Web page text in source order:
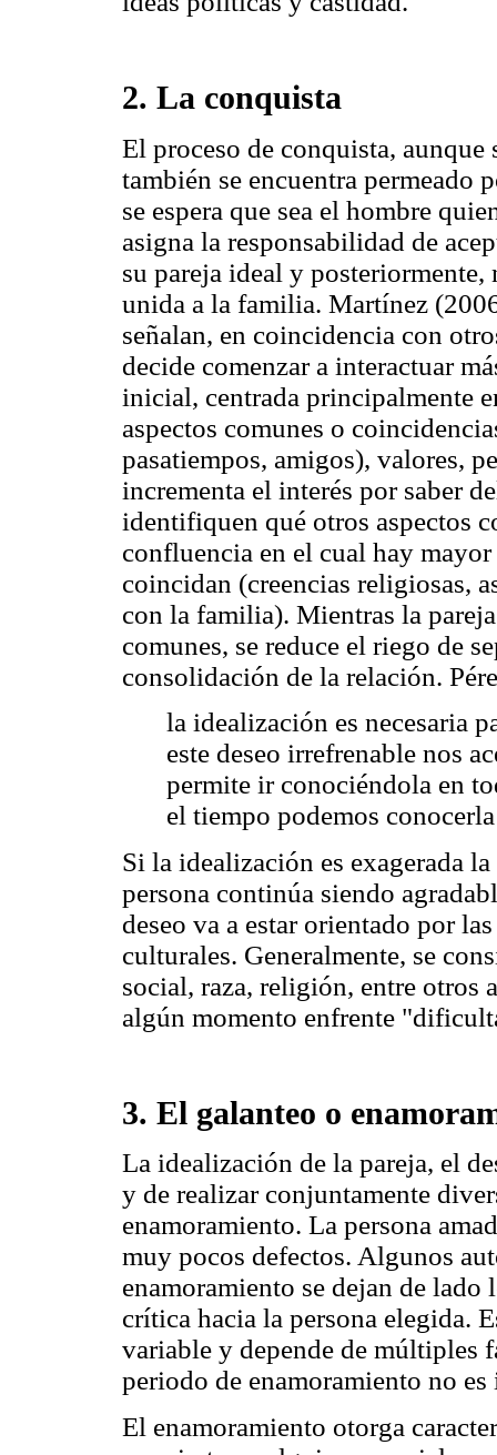
2. La conquista
El proceso de conquista,
también se encuentra permeado
se espera que sea el hombre
asigna la responsabilidad de
su pareja ideal y posteriormente,
unida a la familia. Martínez
señalan, en coincidencia con
decide comenzar a interactuar
inicial, centrada principalmente
aspectos comunes o
pasatiempos, amigos), valores,
incrementa el interés por saber
identifiquen qué otros aspectos
confluencia en el cual hay
coincidan (creencias religiosas,
con la familia). Mientras la
comunes, se reduce el riego de
consolidación de la relación.
la idealización es necesaria
este deseo irrefrenable nos
permite ir conociéndola en
el tiempo podemos
Si la idealización es exagerada
persona continúa siendo
deseo va a estar orientado por
culturales. Generalmente, se
social, raza, religión, entre otros
algún momento enfrente
3. El galanteo o
La idealización de la pareja, el
y de realizar conjuntamente
enamoramiento. La persona
muy pocos defectos. Algunos
enamoramiento se dejan de lado
crítica hacia la persona elegida.
variable y depende de múltiples
periodo de enamoramiento no
El enamoramiento otorga